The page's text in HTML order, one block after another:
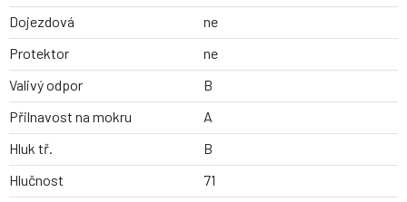
Dojezdová
ne
Protektor
ne
Valivý odpor
B
Přilnavost na mokru
A
Hluk tř.
B
Hlučnost
71